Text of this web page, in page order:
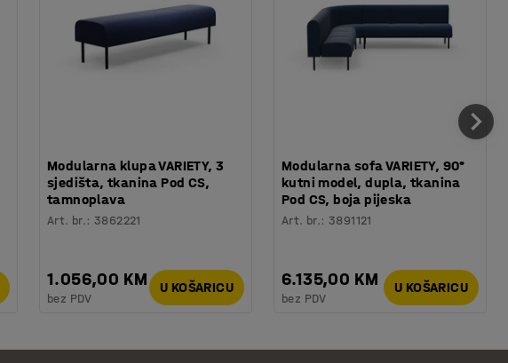
Modularna klupa VARIETY, 3
sjedišta, tkanina Pod CS,
tamnoplava
Art. br.:3862221
1.056,00 KM
bez PDV
U KOŠARICU
Modularna sofa VARIETY, 90°
kutni model, dupla, tkanina
Pod CS, boja pijeska
Art. br.:3891121
6.135,00 KM
bez PDV
U KOŠARICU